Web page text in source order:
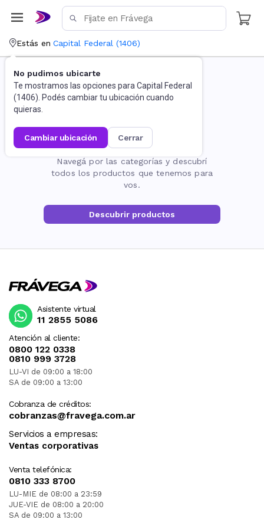
Estás en Capital Federal (1406)
No pudimos ubicarte
Te mostramos las opciones para Capital Federal
(1406). Podés cambiar tu ubicación cuando
quieras.
cambiar ubicación cerrar
La página no existe
Navegá por las categorías y descubrí
todos los productos que tenemos para
vos.
Descubrir productos
Atención al cliente:
0800 122 0338
0810 999 3728
LU-VI de 09:00 a 18:00
SA de 09:00 a 13:00
Cobranza de créditos:
cobranzas@fravega.com.ar
Servicios a empresas:
Ventas corporativas
Venta telefónica:
0810 333 8700
LU-MIE de 08:00 a 23:59
JUE-VIE de 08:00 a 20:00
SA de 09:00 a 13:00
Asistente virtual
11 2855 5086